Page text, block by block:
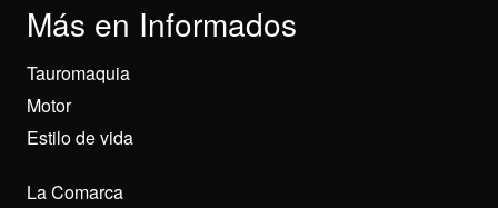
Más en Informados
Tauromaquia
Motor
Estilo de vida
La Comarca